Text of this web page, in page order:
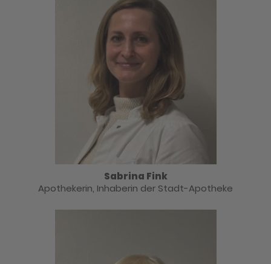
Sabrina Fink
Apothekerin, Inhaberin der Stadt-Apotheke